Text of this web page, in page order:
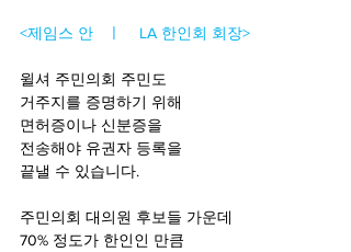
<제임스 안   ㅣ    LA 한인회 회장>
윌셔 주민의회 주민도
거주지를 증명하기 위해
면허증이나 신분증을
전송해야 유권자 등록을
끝낼 수 있습니다.
주민의회 대의원 후보들 가운데
70% 정도가 한인인 만큼